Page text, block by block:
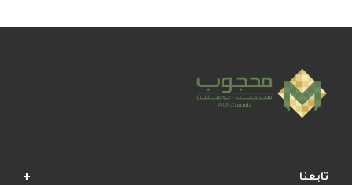
تابعنا